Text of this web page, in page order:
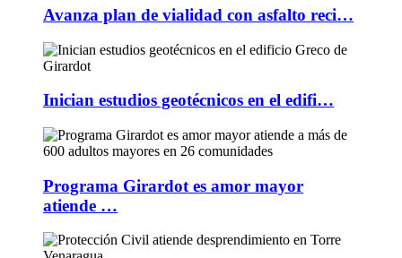
Avanza plan de vialidad con asfalto reci…
Inician estudios geotécnicos en el edifi…
Programa Girardot es amor mayor
atiende …